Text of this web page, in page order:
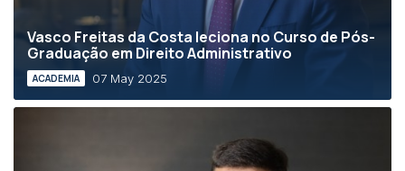
Vasco Freitas da Costa leciona no Curso de Pós-
Graduação em Direito Administrativo
ACADEMIA 07 May 2025